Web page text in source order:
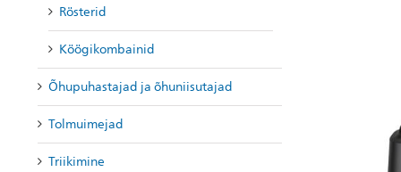
Rösterid
Köögikombainid
Õhupuhastajad ja õhuniisutajad
Tolmuimejad
Triikimine